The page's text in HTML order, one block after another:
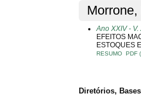
Ano XXIV -
EFEITOS
ESTOQUES
RESUMO PDF
Diretórios,